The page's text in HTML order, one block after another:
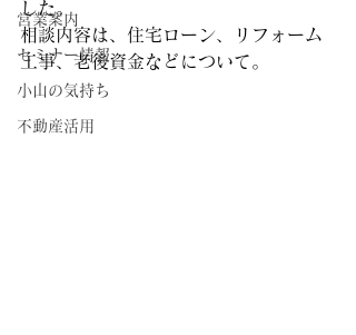
営業案内
セミナー情報
小山の気持ち
不動産活用
した。
相談内容は、住宅ローン、リフォーム
工事、老後資金などについて。